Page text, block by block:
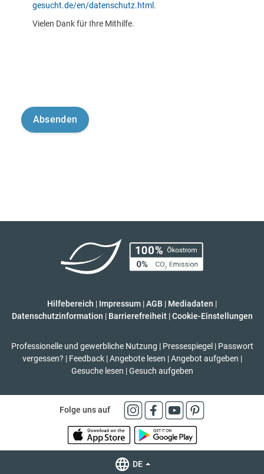
gesucht.de/en/datenschutz.html .
Vielen Dank für Ihre Mithilfe.
Hilfebereich | Impressum |AGB | Mediadaten |
Datenschutzinformation | Barrierefreiheit | Cookie-Einstellungen
Professionelle und gewerbliche Nutzung | Pressespiegel | Passwort
vergessen? | Feedback | Angebote lesen | Angebot aufgeben |
Gesuche lesen | Gesuch aufgeben
Folge uns auf
DE